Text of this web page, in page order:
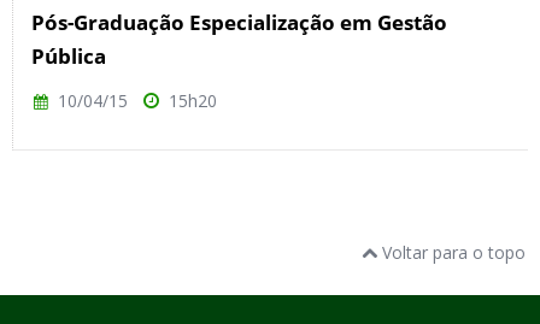
Pós-Graduação Especialização em Gestão
Pública
10/04/15 15h20
Voltar para o topo